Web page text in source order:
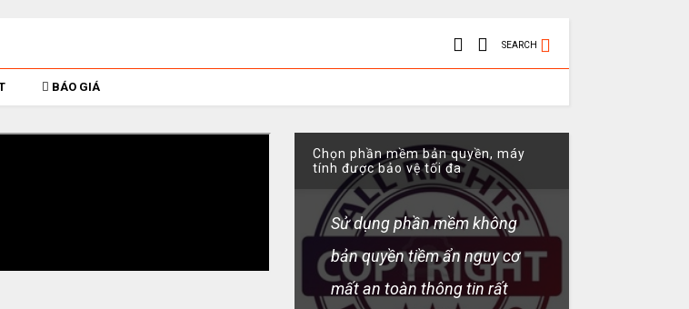
SEARCH
BÁO GIÁ
Chọn phần mềm bản quyền, máy
tính được bảo vệ tối đa
Sử dụng phần mềm không
bản quyền tiềm ẩn nguy cơ
mất an toàn thông tin rất